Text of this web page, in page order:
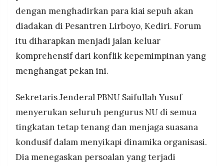
dengan menghadirkan para kiai sepuh akan
diadakan di Pesantren Lirboyo, Kediri. Forum
itu diharapkan menjadi jalan keluar
komprehensif dari konflik kepemimpinan yang
menghangat pekan ini.
Sekretaris Jenderal PBNU Saifullah Yusuf
menyerukan seluruh pengurus NU di semua
tingkatan tetap tenang dan menjaga suasana
kondusif dalam menyikapi dinamika organisasi.
Dia menegaskan persoalan yang terjadi